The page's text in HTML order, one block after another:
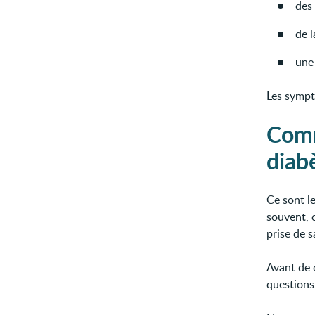
de
Les
Ce sont
souvent,
prise de
Avant de